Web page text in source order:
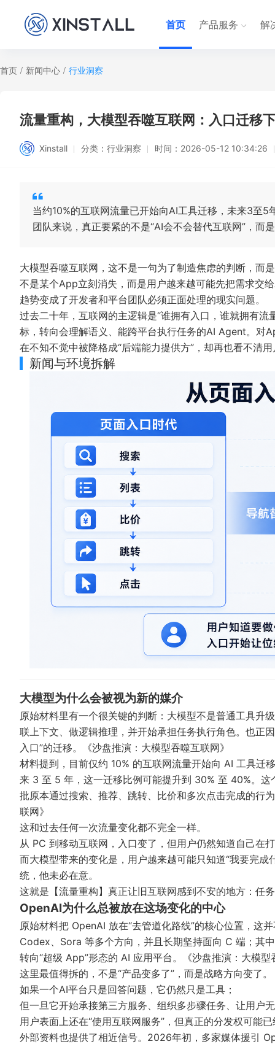
首页 产品服务 解
首页 / 新闻中心 / 行业洞察
流量重构，大模型吞噬互联网：入口迁移
Xinstall 分类： 行业洞察 时间： 2026-05-12 10:34:26
当约10%的互联网流量已开始向AI工具迁移，未来3至
团队来说，真正要紧的不是“AI会不会替代互联网”，而
大模型吞噬互联网，这不是一句为了制造焦虑的判断，而
不是某个App立刻消失，而是用户越来越可能先把需求交
趋势变成了开发者和平台团队必须正面处理的现实问题。
过去二十年，互联网的主逻辑是“谁拥有入口，谁就拥有
标，转向会理解语义、能跨平台执行任务的AI Agent。对
在不知不觉中被降格成“后端能力提供方”，却再也看不清
新闻与环境拆解
大模型为什么会被视为新的媒介
原始材料里有一个很关键的判断：大模型不是普通工具升
联上下文、做逻辑推理，并开始承担任务执行角色。也正
入口”的迁移。
《沙盘推演：大模型吞噬互联网》
材料提到，目前仅约 10% 的互联网流量开始向 AI 工具迁
来 3 至 5 年，这一迁移比例可能提升到 30% 至 40%。这
批原本通过搜索、推荐、跳转、比价和多次点击完成的行
联网》
这和过去任何一次流量变化都不完全一样。
从 PC 到移动互联网，入口变了，但用户仍然知道自己在
而大模型带来的变化是，用户越来越可能只知道“我要完
统，他未必在意。
这就是【流量重构】真正让旧互联网感到不安的地方：任
OpenAI为什么总被放在这场变化的中心
原始材料把 OpenAI 放在“去管道化路线”的核心位置，这
Codex、Sora 等多个方向，并且长期坚持面向 C 端；其
转向“超级 App”形态的 AI 应用平台。
《沙盘推演：大模
这里最值得拆的，不是“产品变多了”，而是战略方向变了。
如果一个AI平台只是回答问题，它仍然只是工具；
但一旦它开始承接第三方服务、组织多步骤任务、让用户
用户表面上还在“使用互联网服务”，但真正的分发权可能
外部资料也提供了相近信号。2026年初，多家媒体援引